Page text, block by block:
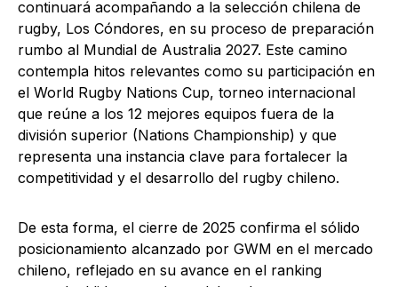
continuará acompañando a la selección chilena de
rugby, Los Cóndores, en su proceso de preparación
rumbo al Mundial de Australia 2027. Este camino
contempla hitos relevantes como su participación en
el World Rugby Nations Cup, torneo internacional
que reúne a los 12 mejores equipos fuera de la
división superior (Nations Championship) y que
representa una instancia clave para fortalecer la
competitividad y el desarrollo del rugby chileno.
De esta forma, el cierre de 2025 confirma el sólido
posicionamiento alcanzado por GWM en el mercado
chileno, reflejado en su avance en el ranking